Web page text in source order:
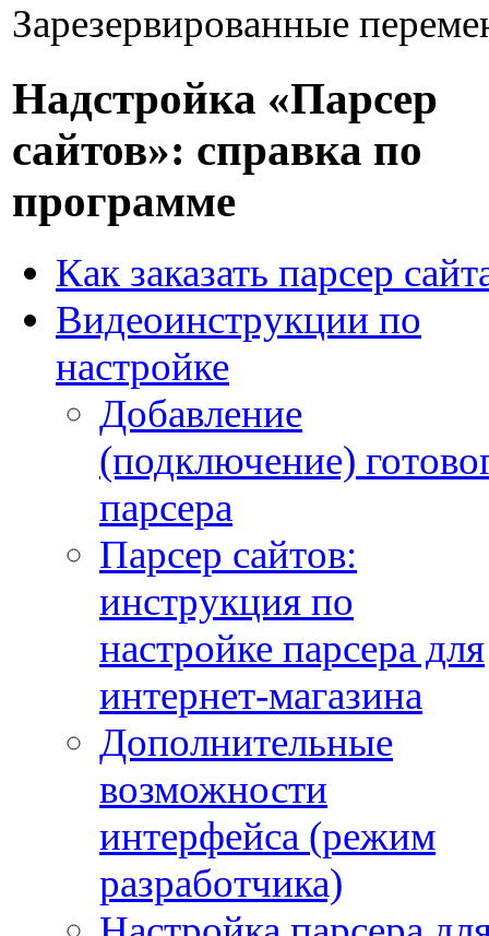
Зарезервированные
Надстройка «Парсер
сайтов»: справка по
программе
Как заказать парсер
Видеоинструкции по
настройке
Добавление
(подключение)
парсера
Парсер сайтов:
инструкция по
настройке парсера для
интернет-магазина
Дополнительные
возможности
интерфейса (режим
разработчика)